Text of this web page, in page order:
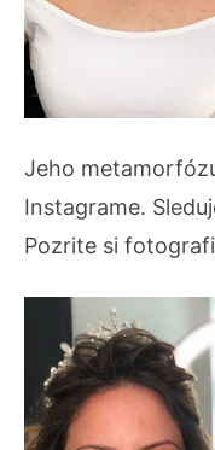
Jeho
Instagrame.
Pozrite si